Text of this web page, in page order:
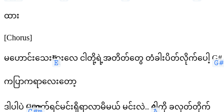
ထား
[Chorus]
မဟောင်းသေးE
ဘူးလေ ငါတို့ရဲ့အတိတ်တွေ တံခါးပိတ်လိုက်ပေါ့ G#
ကပြာကရာလေးတော့
ဒါပါပဲ C#m
မဟုတ်ရင်မင်းရှိရာလာမိမယ် မင်းလဲ.. A
ငါ့ကို ခလုတ်တိုက်